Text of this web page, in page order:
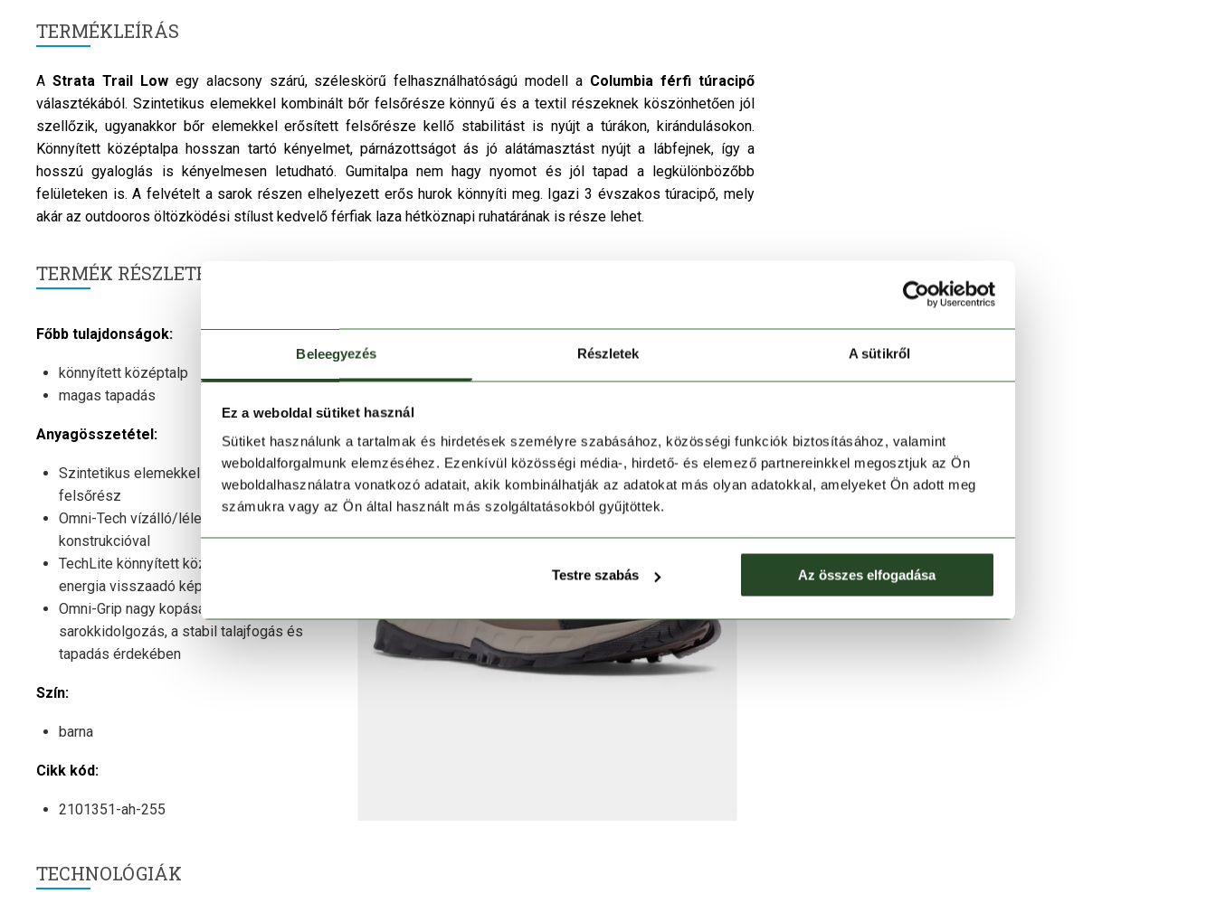
Beleegyezés Részletek A sütikről
Ez a weboldal sütiket használ
Sütiket használunk a tartalmak és hirdetések személyre szabásához, közösségi funkciók biztosításához, valamint
weboldalforgalmunk elemzéséhez. Ezenkívül közösségi média-, hirdető- és elemező partnereinkkel megosztjuk az Ön
weboldalhasználatra vonatkozó adatait, akik kombinálhatják az adatokat más olyan adatokkal, amelyeket Ön adott meg
számukra vagy az Ön által használt más szolgáltatásokból gyűjtöttek.
Testre szabás Az összes elfogadása
TERMÉKLEÍRÁS
A Strata Trail Low egy alacsony szárú, széleskörű felhasználhatóságú modell a Columbiaférfitúracipő
választékából. Szintetikus elemekkel kombinált bőr felsőrésze könnyű és a textil részeknek köszönhetően jól
szellőzik, ugyanakkor bőr elemekkel erősített felsőrésze kellő stabilitást is nyújt a túrákon, kirándulásokon.
Könnyített középtalpa hosszan tartó kényelmet, párnázottságot ás jó alátámasztást nyújt a lábfejnek, így a
hosszú gyaloglás is kényelmesen letudható. Gumitalpa nem hagy nyomot és jól tapad a legkülönbözőbb
felületeken is. A felvételt a sarok részen elhelyezett erős hurok könnyíti meg. Igazi 3 évszakos túracipő, mely
akár az outdooros öltözködési stílust kedvelő férfiak laza hétköznapi ruhatárának is része lehet.
TERMÉK RÉSZLETEK
Főbb tulajdonságok:
könnyített középtalp
magas tapadás
Anyagösszetétel:
Szintetikus elemekkel kombinált bőr
felsőrész
Omni-Tech vízálló/lélegző
konstrukcióval
TechLite könnyített középtalp, magas
energia visszaadó képességgel
Omni-Grip nagy kopásállóságú talp- és
sarokkidolgozás, a stabil talajfogás és
tapadás érdekében
Szín:
barna
Cikk kód:
2101351-ah-255
TECHNOLÓGIÁK